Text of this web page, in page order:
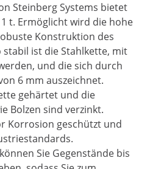
Steinberg Systems bietet
t. Ermöglicht wird die hohe
Konstruktion des
stabil ist die Stahlkette, mit
und die sich durch
6 mm auszeichnet.
gehärtet und die
Bolzen sind verzinkt.
Korrosion geschützt und
Sie Gegenstände bis